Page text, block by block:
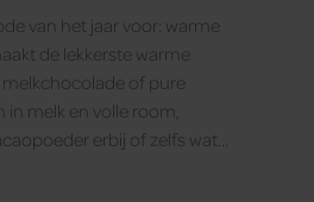
van het jaar voor: warme
de lekkerste warme
of pure
melk en volle room,
erbij of zelfs wat